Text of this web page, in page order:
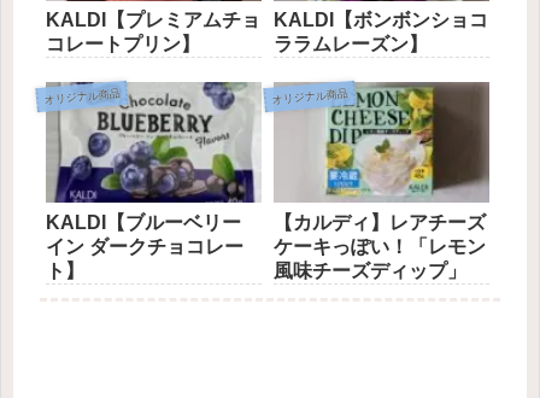
KALDI【プレミアムチョ
コレートプリン】
KALDI【ボンボンショコ
ララムレーズン】
オリジナル商品
KALDI【ブルーベリー
イン ダークチョコレー
ト】
オリジナル商品
【カルディ】レアチーズ
ケーキっぽい！「レモン
風味チーズディップ」